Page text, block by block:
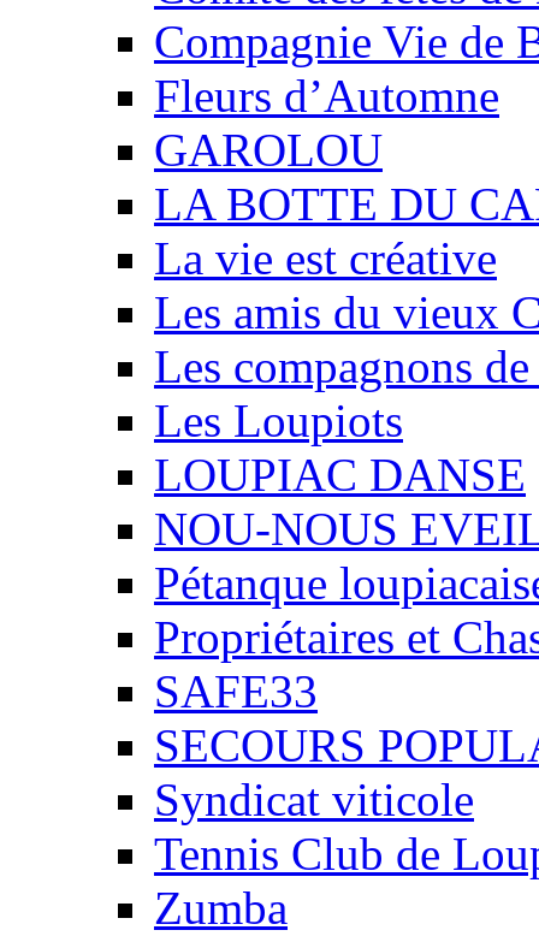
Compagnie Vie de
Fleurs d’Automne
GAROLOU
LA BOTTE DU
La vie est créative
Les amis du vieux
Les compagnons
Les Loupiots
LOUPIAC DANSE
NOU-NOUS
Pétanque
Propriétaires et
SAFE33
SECOURS
Syndicat viticole
Tennis Club de
Zumba